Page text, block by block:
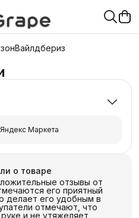
Вайлдбериз
Маркета
о товаре
отзывы от
его приятный
делает его удобным в
отмечают, что
и не утяжеляет